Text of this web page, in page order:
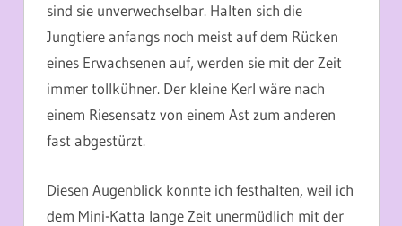
sind sie unverwechselbar. Halten sich die
Jungtiere anfangs noch meist auf dem Rücken
eines Erwachsenen auf, werden sie mit der Zeit
immer tollkühner. Der kleine Kerl wäre nach
einem Riesensatz von einem Ast zum anderen
fast abgestürzt.
Diesen Augenblick konnte ich festhalten, weil ich
dem Mini-Katta lange Zeit unermüdlich mit der